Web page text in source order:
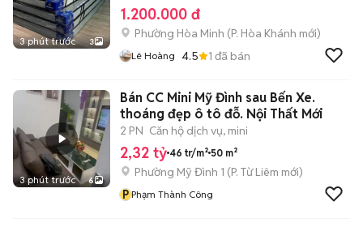
3 phút trước 3
1.200.000 đ
Phường Hòa Minh (P. Hòa Khánh mới)
Lê Hoàng 4.5 1 đã bán
3 phút trước 6
Bán CC Mini Mỹ Đình sau Bến Xe.
thoáng đẹp ô tô đỗ. Nội Thất Mới
2 PN Căn hộ dịch vụ, mini
2,32 tỷ 46 tr/m² 50 m²
Phường Mỹ Đình 1 (P. Từ Liêm mới)
P Phạm Thành Công